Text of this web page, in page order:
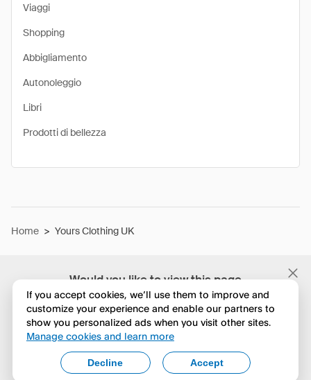
Would you like to view this page
in English?
No, continua a esplorare
Yes, change to English
Viaggi
Shopping
Abbigliamento
Autonoleggio
Libri
Prodotti di bellezza
Home > Yours Clothing UK
If you accept cookies, we’ll use them to improve and
customize your experience and enable our partners to
show you personalized ads when you visit other sites.
Manage cookies and learn more
Accept
Decline